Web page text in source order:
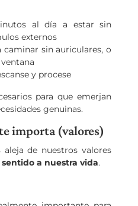
al día a estar sin
externos
caminar sin auriculares, o
y procese
para que emerjan
genuinas.
importa (valores)
de nuestros valores
a nuestra vida.